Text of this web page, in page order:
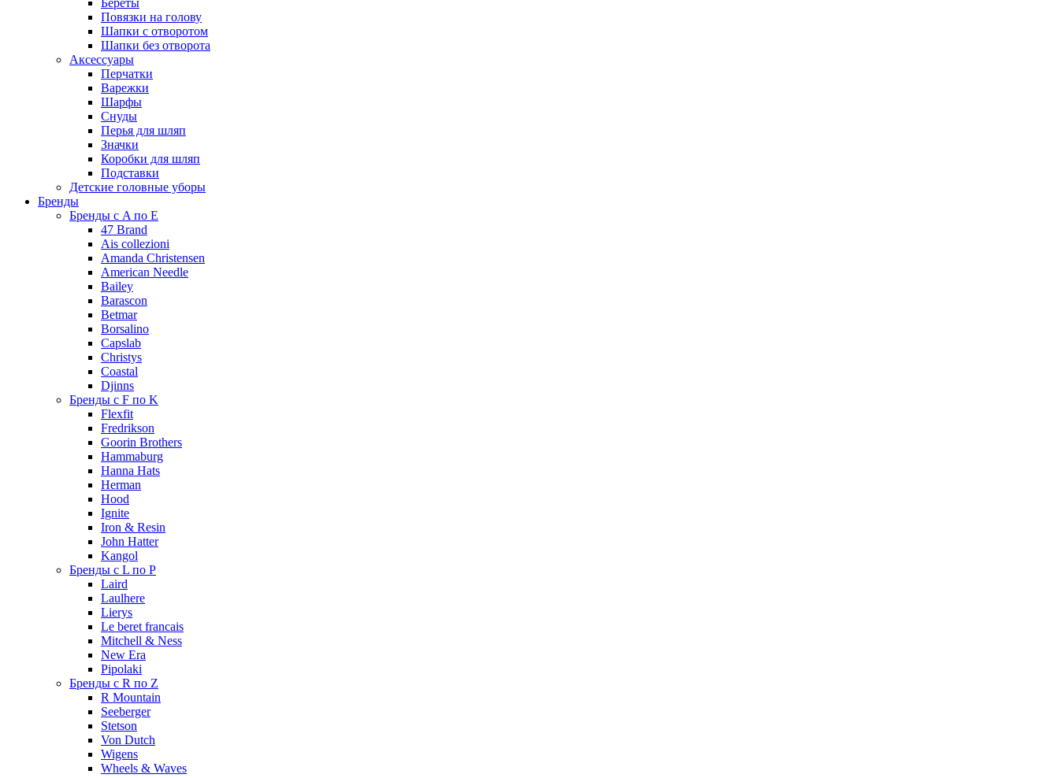
Береты
Повязки на голову
Шапки с отворотом
Шапки без отворота
Аксессуары
Перчатки
Варежки
Шарфы
Снуды
Перья для шляп
Значки
Коробки для шляп
Подставки
Детские головные уборы
Бренды
Бренды с A по E
47 Brand
Ais collezioni
Amanda Christensen
American Needle
Bailey
Barascon
Betmar
Borsalino
Capslab
Christys
Coastal
Djinns
Бренды с F по K
Flexfit
Fredrikson
Goorin Brothers
Hammaburg
Hanna Hats
Herman
Hood
Ignite
Iron & Resin
John Hatter
Kangol
Бренды с L по P
Laird
Laulhere
Lierys
Le beret francais
Mitchell & Ness
New Era
Pipolaki
Бренды с R по Z
R Mountain
Seeberger
Stetson
Von Dutch
Wigens
Wheels & Waves